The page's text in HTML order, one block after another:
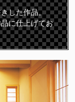
した作品。
に仕上げてお